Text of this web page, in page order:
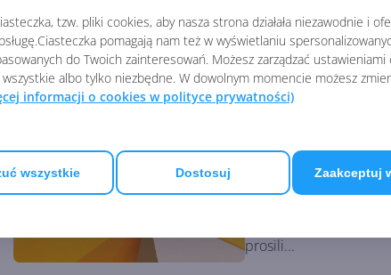
tzw. pliki cookies, aby nasza strona działała niezawodnie i
pomagają nam też w wyświetlaniu
do Twoich zainteresowań. Możesz zarządzać ustawieniami
albo tylko niezbędne. W dowolnym momencie możesz
informacji o cookies w polityce prywatności)
wszystkie Dostosuj Zaakceptuj
grupę użytkowników
Animacje
Krzysztof Sulikowski
Mimo nacisków
powiadomieniami
prosili...